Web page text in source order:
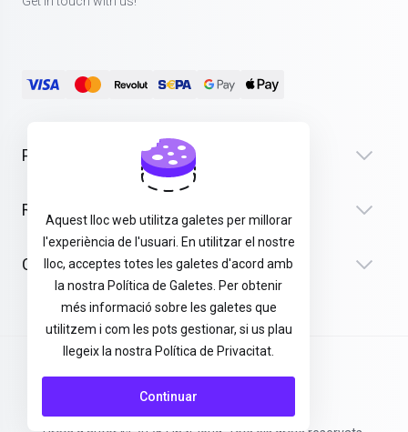
Products
Recursos
Company
Aquest lloc web utilitza galetes per millorar
l'experiència de l'usuari. En utilitzar el nostre
lloc, acceptes totes les galetes d'acord amb
la nostra Política de Galetes. Per obtenir
més informació sobre les galetes que
utilitzem i com les pots gestionar, si us plau
llegeix la nostra Política de Privacitat.
Continuar